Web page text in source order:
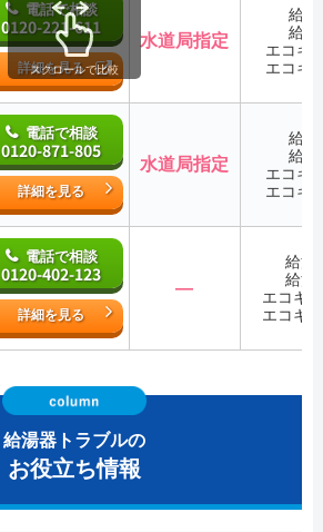
電話で相談
0120-221-611
詳細を見る
水道局指定
給
給
エコキ
エコキ
電話で相談
0120-871-805
詳細を見る
水道局指定
給
給
エコキ
エコキ
電話で相談
0120-402-123
詳細を見る
―
給湯
給湯
エコキ
エコキ
スクロールで比較
給湯器トラブルの
お役立ち情報